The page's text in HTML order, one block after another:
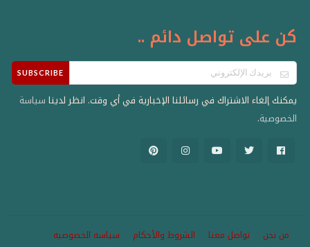
كن على تواصل دائم ..
SUBSCRIBE
يمكنك إلغاء الاشتراك في رسائلنا الإخبارية في أي وقت. انظر لدينا سياسة
الخصوصية.
من نحن تواصل معنا الشروط والأحكام سياسه الخصوصيه